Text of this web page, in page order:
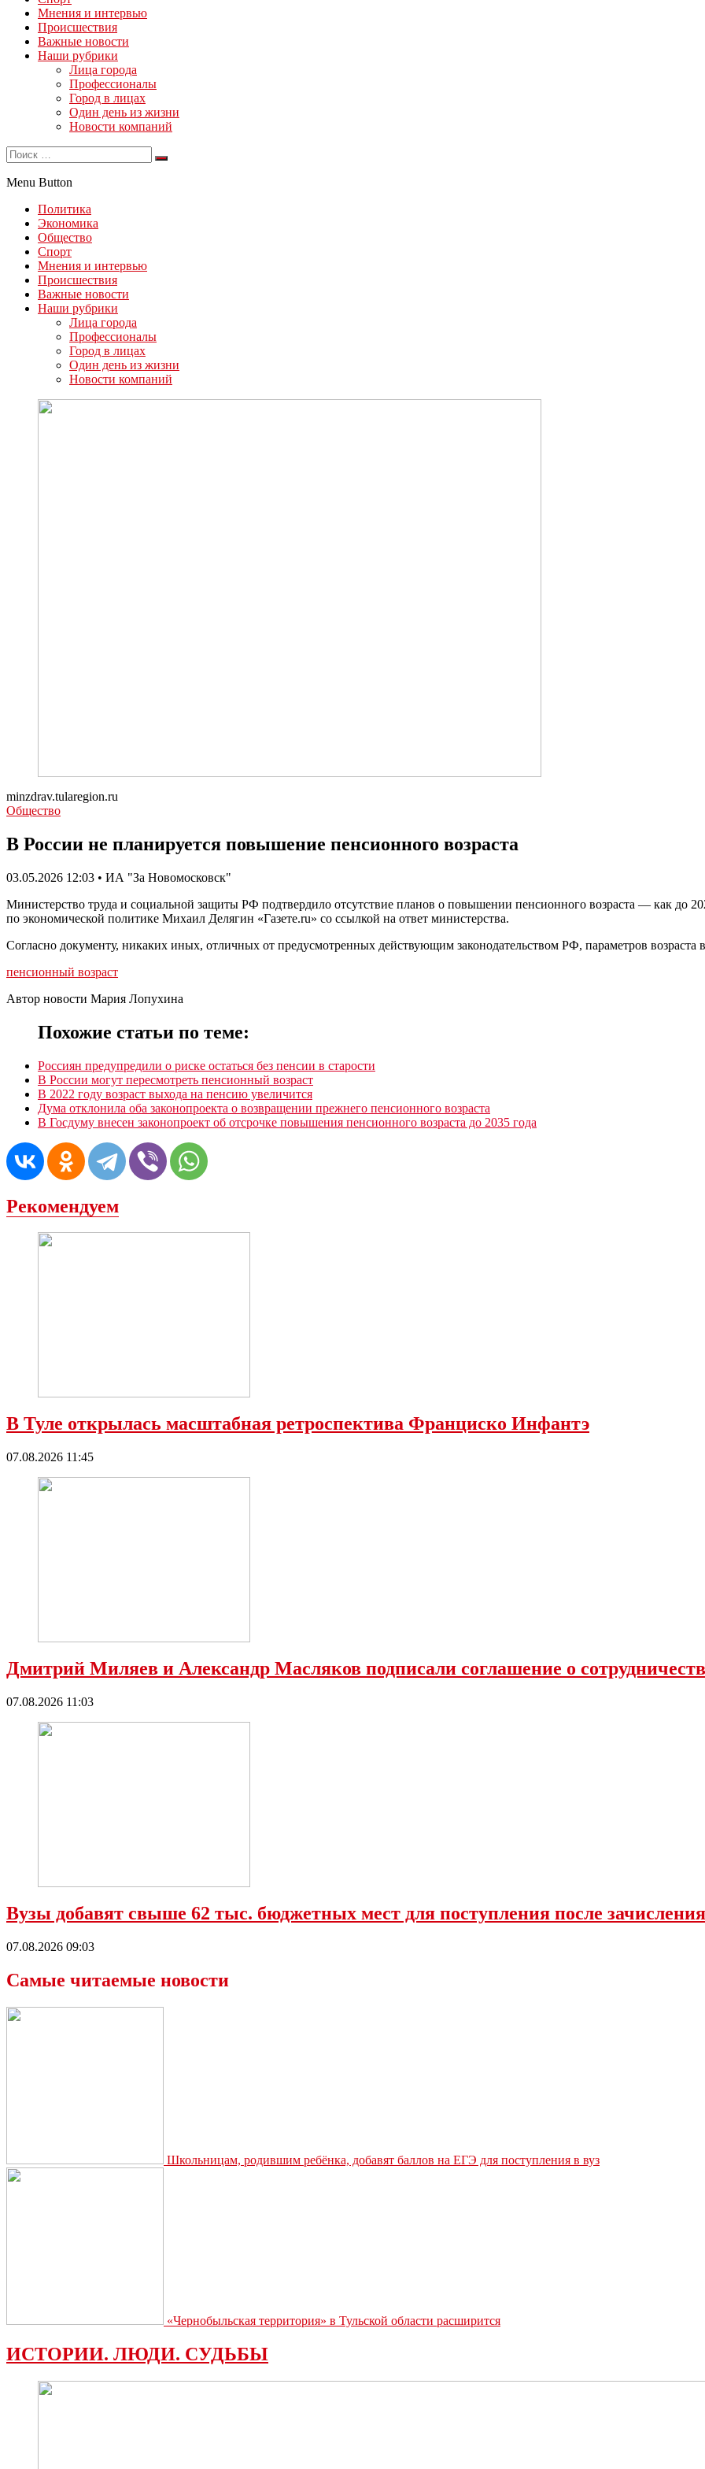
Мнения и интервью
Происшествия
Важные новости
Наши рубрики
Лица города
Профессионалы
Город в лицах
Один день из жизни
Новости компаний
Menu Button
Политика
Экономика
Общество
Спорт
Мнения и интервью
Происшествия
Важные новости
Наши рубрики
Лица города
Профессионалы
Город в лицах
Один день из жизни
Новости компаний
minzdrav.tularegion.ru
Общество
В России не планируется повышение пенсионного возраста
03.05.2026 12:03 • ИА "За Новомосковск"
Министерство труда и социальной защиты РФ подтвердило отсутствие планов о повышении пенсионного возраста — как до
по экономической политике Михаил Делягин «Газете.ru» со ссылкой на ответ министерства.
Согласно документу, никаких иных, отличных от предусмотренных действующим законодательством РФ, параметров возраста
пенсионный возраст
Автор новости Мария Лопухина
Похожие статьи по теме:
Россиян предупредили о риске остаться без пенсии в старости
В России могут пересмотреть пенсионный возраст
В 2022 году возраст выхода на пенсию увеличится
Дума отклонила оба законопроекта о возвращении прежнего пенсионного возраста
В Госдуму внесен законопроект об отсрочке повышения пенсионного возраста до 2035 года
Рекомендуем
В Туле открылась масштабная ретроспектива Франциско Инфантэ
07.08.2026 11:45
Дмитрий Миляев и Александр Масляков подписали соглашение о
07.08.2026 11:03
Вузы добавят свыше 62 тыс. бюджетных мест для поступления после
07.08.2026 09:03
Самые читаемые новости
Школьницам, родившим ребёнка, добавят баллов на ЕГЭ для поступления в вуз
«Чернобыльская территория» в Тульской области расширится
ИСТОРИИ. ЛЮДИ. СУДЬБЫ